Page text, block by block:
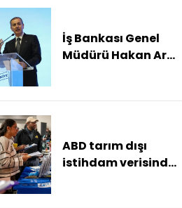
İş Bankası Genel
Müdürü Hakan Aran
ABD tarım dışı
istihdam verisinde